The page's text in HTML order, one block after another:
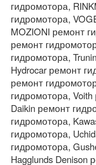
гидромотора,
гидромотора,
MOZIONI ремонт
ремонт
гидромотора,
Hydrocar ремонт
ремонт
гидромотора,
Daikin ремонт
гидромотора,
гидромотора,
гидромотора,
Hagglunds Denison